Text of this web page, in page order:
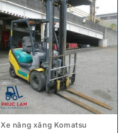
Xe nâng xăng Komatsu